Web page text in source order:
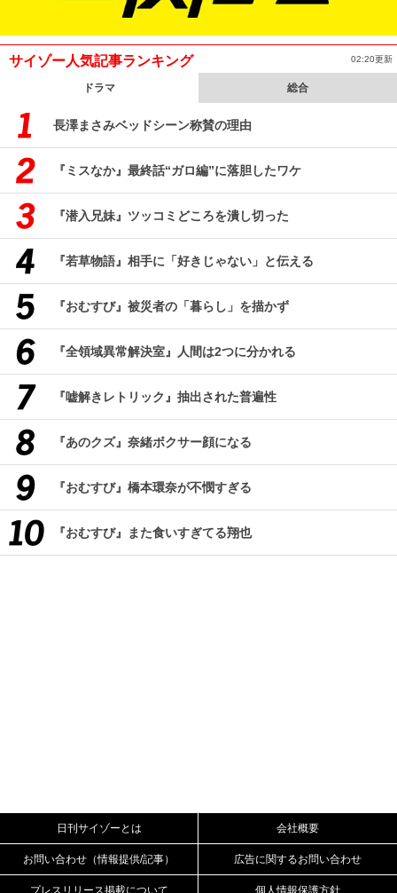
サイゾー人気記事ランキング 02:20更新
ドラマ 総合
長澤まさみベッドシーン称賛の理由
『ミスなか』最終話“ガロ編”に落胆したワケ
『潜入兄妹』ツッコミどころを潰し切った
『若草物語』相手に「好きじゃない」と伝える
『おむすび』被災者の「暮らし」を描かず
『全領域異常解決室』人間は2つに分かれる
『嘘解きレトリック』抽出された普遍性
『あのクズ』奈緒ボクサー顔になる
『おむすび』橋本環奈が不憫すぎる
『おむすび』また食いすぎてる翔也
日刊サイゾーとは 会社概要
お問い合わせ（情報提供/記事） 広告に関するお問い合わせ